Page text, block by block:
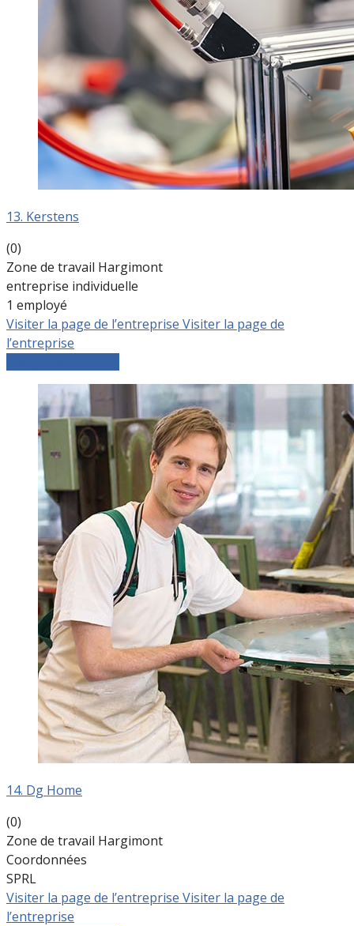
13. Kerstens
(0)
Zone de travail Hargimont
entreprise individuelle
1 employé
Visiter la page de l’entreprise Visiter la page de
l’entreprise
14. Dg Home
(0)
Zone de travail Hargimont
Coordonnées
SPRL
Visiter la page de l’entreprise Visiter la page de
l’entreprise